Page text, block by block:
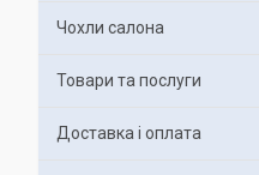
Чохли салона
Товари та послуги
Доставка і оплата